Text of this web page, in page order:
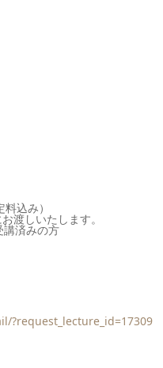
込み）
しいたします。
済みの方
?request_lecture_id=17309